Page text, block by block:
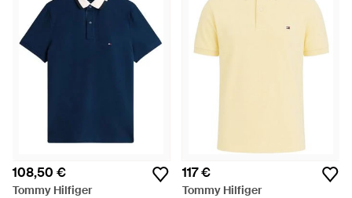
108,50 €
Tommy Hilfiger
117 €
Tommy Hilfiger